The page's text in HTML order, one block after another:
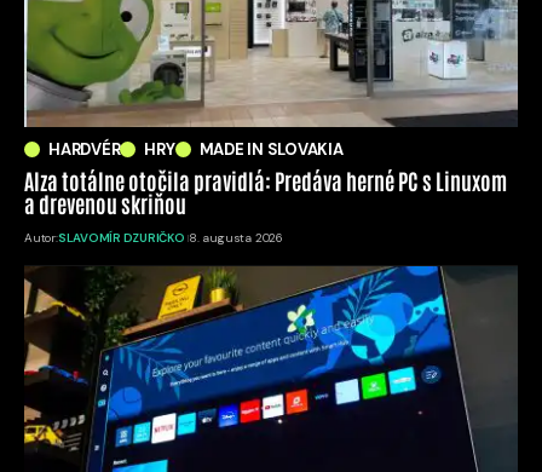
HARDVÉR HRY MADE IN SLOVAKIA
Alza totálne otočila pravidlá: Predáva herné PC s Linuxom
a drevenou skriňou
Autor:SLAVOMÍR DZURIČKO 8. augusta 2026